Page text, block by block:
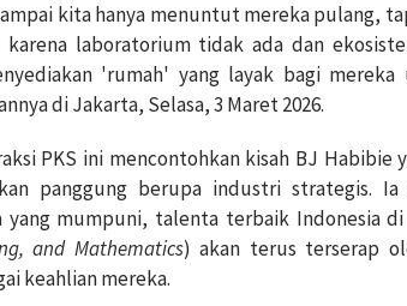
kita hanya menuntut mereka pulang,
karena laboratorium tidak ada dan
'rumah' yang layak bagi
di Jakarta, Selasa, 3 Maret 2026.
PKS ini mencontohkan kisah BJ Habibie
panggung berupa industri strategis. Ia
yang mumpuni, talenta terbaik Indonesia
and Mathematics) akan terus terserap
keahlian mereka.